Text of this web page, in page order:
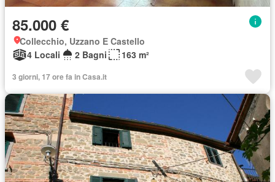
85.000 €
Collecchio, Uzzano E Castello
4 Locali
2 Bagni 163 m²
3 giorni, 17 ore fa in Casa.it